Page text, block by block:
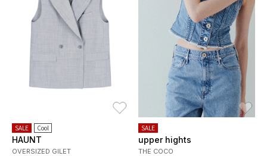
SALE Cool
HAUNT
OVERSIZED GILET
SALE
upper hights
THE COCO